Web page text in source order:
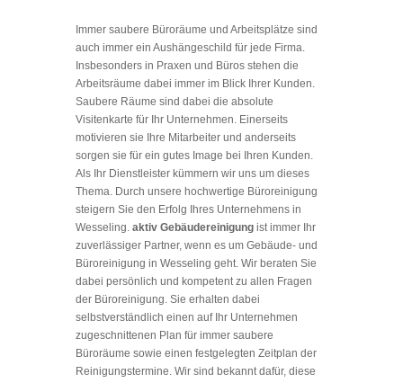
Immer saubere Büroräume und Arbeitsplätze sind
auch immer ein Aushängeschild für jede Firma.
Insbesonders in Praxen und Büros stehen die
Arbeitsräume dabei immer im Blick Ihrer Kunden.
Saubere Räume sind dabei die absolute
Visitenkarte für Ihr Unternehmen. Einerseits
motivieren sie Ihre Mitarbeiter und anderseits
sorgen sie für ein gutes Image bei Ihren Kunden.
Als Ihr Dienstleister kümmern wir uns um dieses
Thema. Durch unsere hochwertige Büroreinigung
steigern Sie den Erfolg Ihres Unternehmens in
Wesseling. aktiv Gebäudereinigung ist immer Ihr
zuverlässiger Partner, wenn es um Gebäude- und
Büroreinigung in Wesseling geht. Wir beraten Sie
dabei persönlich und kompetent zu allen Fragen
der Büroreinigung. Sie erhalten dabei
selbstverständlich einen auf Ihr Unternehmen
zugeschnittenen Plan für immer saubere
Büroräume sowie einen festgelegten Zeitplan der
Reinigungstermine. Wir sind bekannt dafür, diese